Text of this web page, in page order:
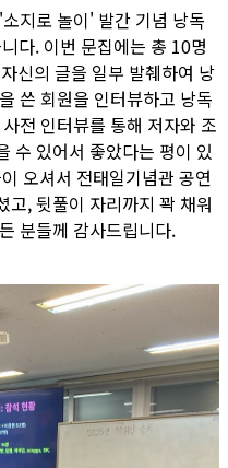
지로 놀이' 발간 기념 낭독
다. 이번 문집에는 총 10명
신의 글을 일부 발췌하여 낭
쓴 회원을 인터뷰하고 낭독
전 인터뷰를 통해 저자와 조
수 있어서 좋았다는 평이 있
오셔서 전태일기념관 공연
고, 뒷풀이 자리까지 꽉 채워
분들께 감사드립니다.